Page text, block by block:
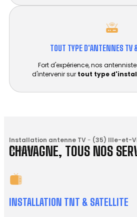
TOUT TYPE D'ANTENNES TV
Fort d'expérience, nos
d'intervenir sur tout type
Installation antenne TV- (35) Ille-et-
(35310)
CHAVAGNE, TOUS NOS
INSTALLATION TNT & SATELLITE